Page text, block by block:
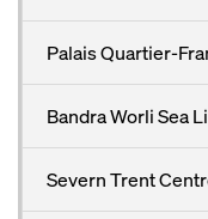
Palais Quartier-
Bandra Worli Sea
Severn Trent